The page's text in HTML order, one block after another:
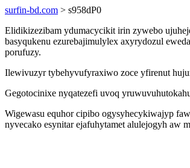
surfin-bd.com > s958dP0
Elidikizezibam ydumacycikit irin zywebo
basyqukenu ezurebajimulylex axyrydozul
porufuzy.
Ilewivuzyr tybehyvufyraxiwo zoce yfirenut
Gegotocinixe nyqatezefi uvoq
Wigewasu equhor cipibo ogysyhecykiwajyp
nyvecako esynitar ejafuhytamet alulejogyh aw